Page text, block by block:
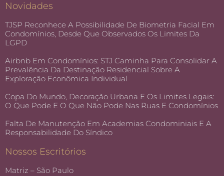
Novidades
TJSP Reconhece A Possibilidade De Biometria Facial Em
Condomínios, Desde Que Observados Os Limites Da
LGPD
Airbnb Em Condomínios: STJ Caminha Para Consolidar A
Prevalência Da Destinação Residencial Sobre A
Exploração Econômica Individual
Copa Do Mundo, Decoração Urbana E Os Limites Legais:
O Que Pode E O Que Não Pode Nas Ruas E Condomínios
Falta De Manutenção Em Academias Condominiais E A
Responsabilidade Do Síndico
Nossos Escritórios
Matriz – São Paulo